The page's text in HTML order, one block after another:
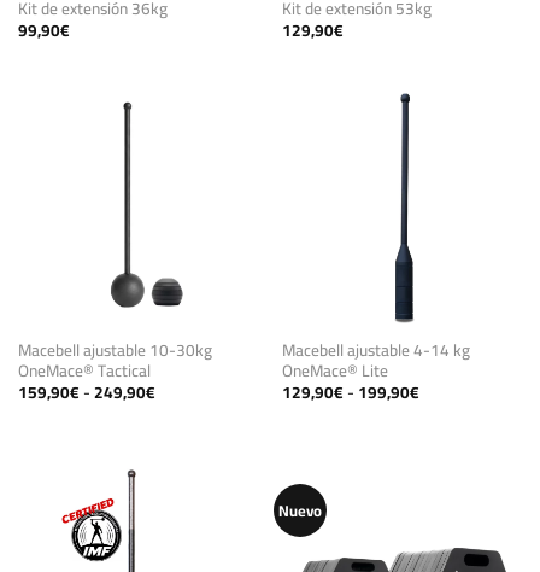
Kit de extensión 36kg
99,90€
Kit de extensión 53kg
129,90€
Macebell ajustable 10-30kg
OneMace® Tactical
159,90€-249,90€Rango
de
Macebell ajustable 4-14 kg
OneMace® Lite
129,90€-199,90€Rango
de
Nuevo